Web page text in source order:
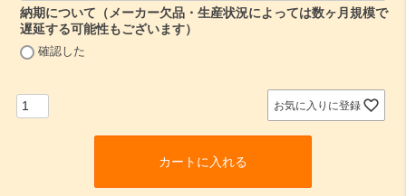
納期について（メーカー欠品・生産状況によっては数ヶ月規模で
遅延する可能性もございます）
確認した
お気に入りに登録
カートに入れる